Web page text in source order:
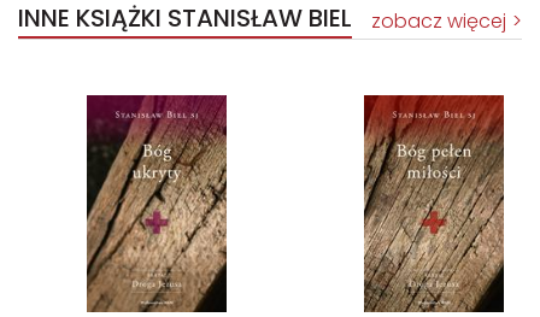
INNE KSIĄŻKI STANISŁAW BIEL zobacz więcej